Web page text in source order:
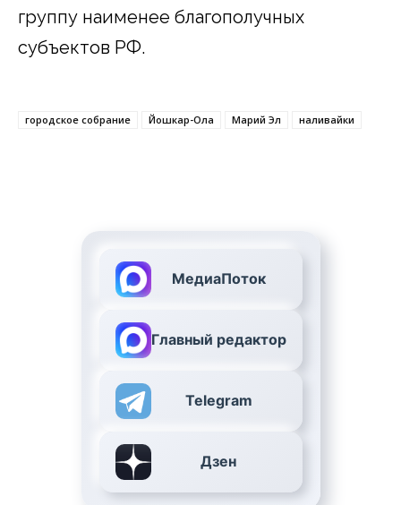
группу наименее благополучных
субъектов РФ.
городское собрание Йошкар-Ола Марий Эл наливайки
МедиаПоток
Главный редактор
Telegram
Дзен